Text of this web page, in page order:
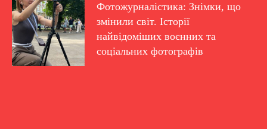
Фотожурналістика: Знімки, що
змінили світ. Історії
найвідоміших воєнних та
соціальних фотографів